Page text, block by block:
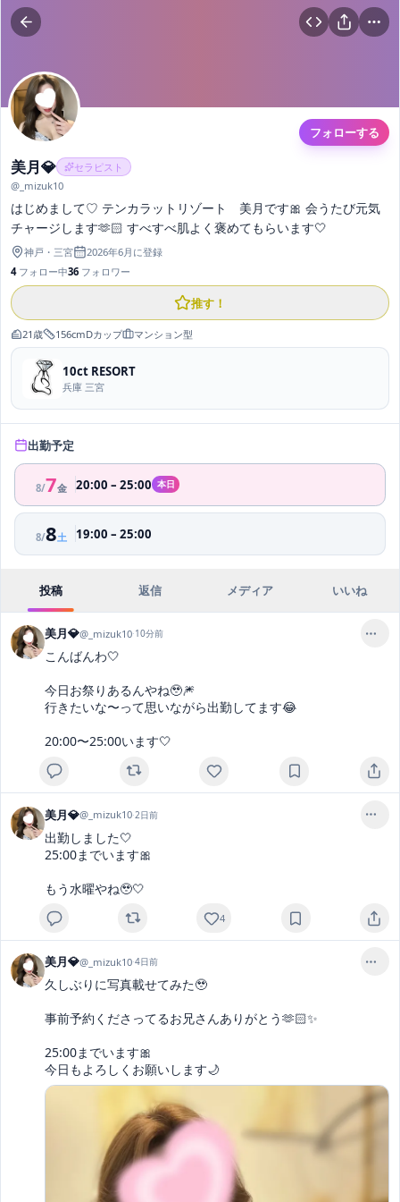
フォローする
美月💎
セラピスト
@ _mizuk10
はじめまして♡ テンカラットリゾート 美月です🎀 会うたび元気
チャージします🫶🏻 すべすべ肌よく褒めてもらいます🤍
神戸 ・ 三宮 2026年6月 に登録
4 フォロー中36 フォロワー
推す！
21 歳 156cmDカップ マンション型
10ct RESORT
兵庫 三宮
出勤予定
8/7金 20:00 –25:00 本日
8/8土 19:00 –25:00
投稿 返信 メディア いいね
美月💎@_mizuk10·10分前
こんばんわ🤍
今日お祭りあるんやね🥹🎆
行きたいな〜って思いながら出勤してます😂
20:00〜25:00います🤍
美月💎@_mizuk10·2日前
出勤しました🤍
25:00までいます🎀
もう水曜やね🥹🤍
4
美月💎@_mizuk10·4日前
久しぶりに写真載せてみた🥹
事前予約くださってるお兄さんありがとう🫶🏻✨
25:00までいます🎀
今日もよろしくお願いします🌙